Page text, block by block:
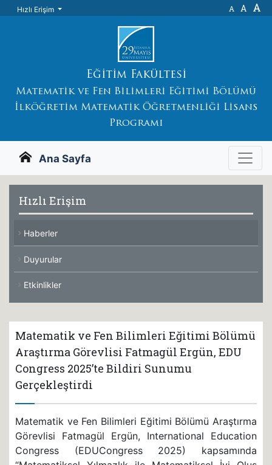
Hızlı Erişim A A A
Eğitim Fakültesi
Matematik ve Fen Bilimleri Eğitimi Bölümü
İlköğretim Matematik Öğretmenliği Lisans
Programı
Ana Sayfa
Hızlı Erişim
Haberler
Duyurular
Etkinlikler
Matematik ve Fen Bilimleri Eğitimi Bölümü
Araştırma Görevlisi Fatmagül Ergün, EDU
Congress 2025’te Bildiri Sunumu
Gerçekleştirdi
Matematik ve Fen Bilimleri Eğitimi Bölümü Araştırma
Görevlisi Fatmagül Ergün, International Education
Congress (EDUCongress 2025) kapsamında